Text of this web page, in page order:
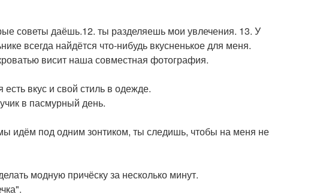
советы даёшь.12. ты разделяешь мои увлечения. 13. У
всегда найдётся что-нибудь вкусненькое для меня.
висит наша совместная фотография.
вкус и свой стиль в одежде.
в пасмурный день.
идём под одним зонтиком, ты следишь, чтобы на меня не
модную причёску за несколько минут.